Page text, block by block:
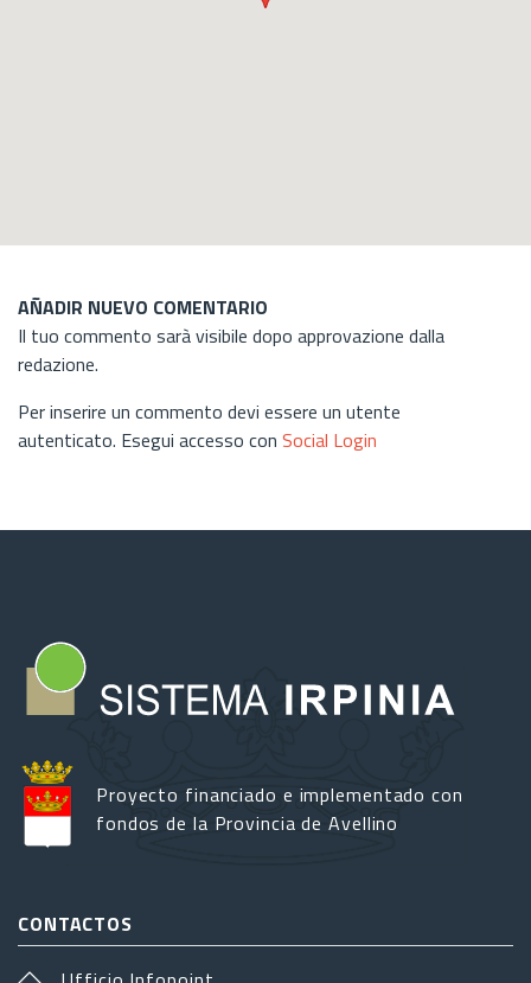
AÑADIR NUEVO COMENTARIO
Il tuo commento sarà visibile dopo approvazione dalla
redazione.
Per inserire un commento devi essere un utente
autenticato. Esegui accesso con Social Login
Proyecto financiado e implementado con
fondos de la Provincia de Avellino
CONTACTOS